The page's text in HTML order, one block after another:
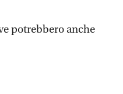
potrebbero anche